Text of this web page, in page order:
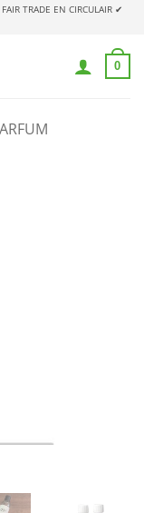
TRADE EN CIRCULAIR ✔
0